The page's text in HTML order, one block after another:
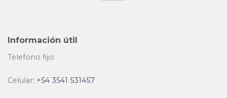
Información útil
Telefono fijo:
Celular: +54 3541 531457